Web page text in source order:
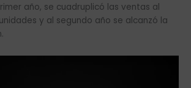
año, se cuadruplicó las ventas al
y al segundo año se alcanzó la